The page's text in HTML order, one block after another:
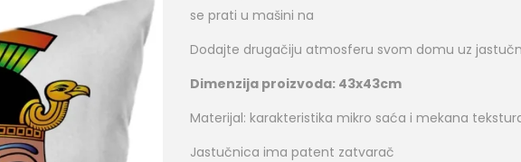
se prati u mašini na
Dodajte drugačiju atmosferu svom domu uz
Dimenzija proizvoda: 43x43cm
Materijal: karakteristika mikro saća i mekana
Jastučnica ima patent zatvarač